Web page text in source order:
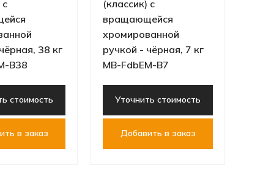
с
38 кг
B38
стоимость
в заказ
(классик) с
вращающейся
хромированной
ручкой - чёрная, 7 кг
MB-FdbEM-B7
Уточнить стоимость
Добавить в заказ